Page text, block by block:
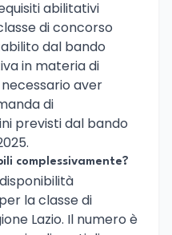
abilitativi
di concorso
dal bando
in materia di
aver
di
previsti dal bando
complessivamente?
per la classe di
Lazio. Il numero è